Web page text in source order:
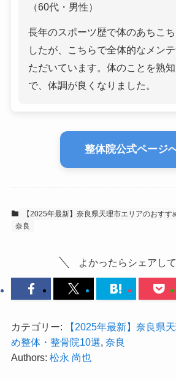
（60代・男性）
長年のスポーツ歴で体のあちこ
したが、こちらで全体的なメン
ただいています。体のことを熟
で、体調が良くなりました。
整体院公式ページ
【2025年最新】奈良県天理市エリアのおすす
奈良
よかったらシェアして
カテゴリー:
【2025年最新】奈良県
め整体・整骨院10選, 奈良
Authors: 松永 尚也